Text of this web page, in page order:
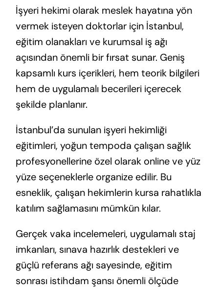
İşyeri hekimi olarak meslek hayatına yön
vermek isteyen doktorlar için İstanbul,
eğitim olanakları ve kurumsal iş ağı
açısından önemli bir fırsat sunar. Geniş
kapsamlı kurs içerikleri, hem teorik bilgileri
hem de uygulamalı becerileri içerecek
şekilde planlanır.
İstanbul’da sunulan işyeri hekimliği
eğitimleri, yoğun tempoda çalışan sağlık
profesyonellerine özel olarak online ve yüz
yüze seçeneklerle organize edilir. Bu
esneklik, çalışan hekimlerin kursa rahatlıkla
katılım sağlamasını mümkün kılar.
Gerçek vaka incelemeleri, uygulamalı staj
imkanları, sınava hazırlık destekleri ve
güçlü referans ağı sayesinde, eğitim
sonrası istihdam şansı önemli ölçüde